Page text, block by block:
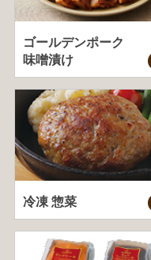
ゴールデンポーク
味噌漬け
冷凍 惣菜